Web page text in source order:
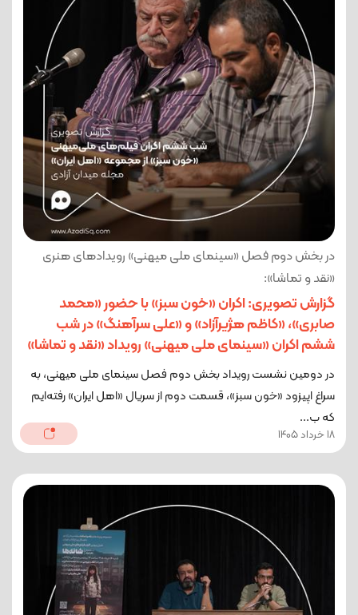
در بخش دوم فصل «سینمای ملی میهنی» رویدادهای هنری
«نقد و تماشا»:
گزارش تصویری: اکران «خون سبز» با حضور «محمد
صابری»، «کاظم هژیرآزاد» و «علی سرآهنگ» در شب
ششم اکران «سینمای ملی میهنی» رویداد «نقد و تماشا»
در دومین نشست رویداد بخش دوم فصل سینمای ملی میهنی، به
سراغ اپیزود «خون سبز»، قسمت دوم از سریال «اهل ایران» رفته‌ایم
که ب...
18 خرداد 1405